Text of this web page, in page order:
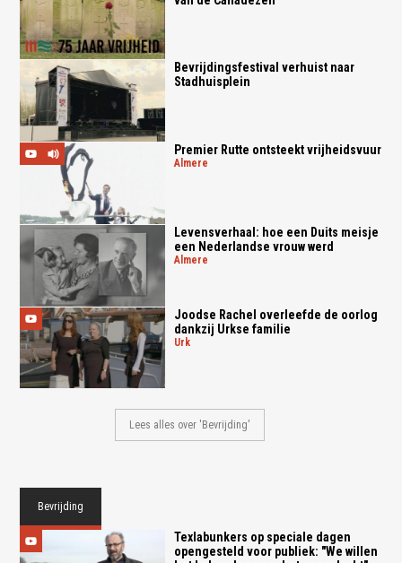
Bevrijdingsfestival verhuist naar
Stadhuisplein
Premier Rutte ontsteekt vrijheidsvuur
almere
Levensverhaal: hoe een Duits meisje
een Nederlandse vrouw werd
almere
Joodse Rachel overleefde de oorlog
dankzij Urkse familie
urk
Lees alles over 'Bevrijding'
Bevrijding
Texlabunkers op speciale dagen
opengesteld voor publiek: "We willen